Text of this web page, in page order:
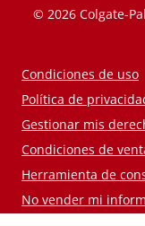
© 2026 Colgate-
Condiciones de uso
Política de
Gestionar mis
Condiciones de
Herramienta de
No vender mi